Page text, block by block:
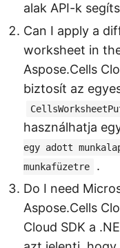
alak API-k
Can I apply a
worksheet in
Aspose.Cells
biztosít az
használhatja
egy adott
munkafüzetre
.
Do I need
Aspose.Cells
Cloud SDK a